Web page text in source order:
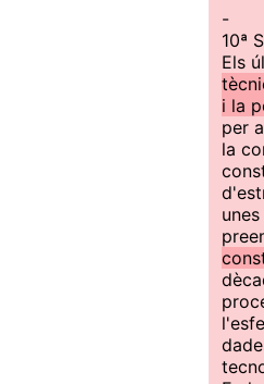
-
10ª
Els
i la
per
la